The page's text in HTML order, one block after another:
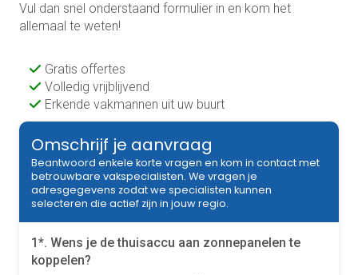
Vul dan snel onderstaand formulier in en kom het
allemaal te weten!
Gratis offertes
Volledig vrijblijvend
Erkende vakmannen uit uw buurt
Omschrijf je aanvraag
Beantwoord enkele korte vragen en kom in contact met
betrouwbare vakspecialisten. We vragen je
adresgegevens zodat we specialisten kunnen
selecteren die actief zijn in jouw regio.
1*. Wens je de thuisaccu aan zonnepanelen te
koppelen?